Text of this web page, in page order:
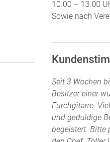
10.00 – 13.00
Sowie nach
Seit 3 Wochen
Besitzer einer
Furchgitarre.
und geduldige
begeistert. Bitte